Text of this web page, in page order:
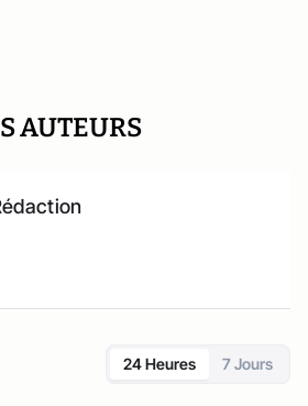
AUTEURS
24 Heures 7 Jours